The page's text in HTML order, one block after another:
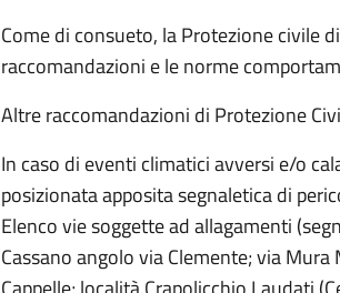
Come di consueto, la Protezione civile
raccomandazioni e le norme
Altre raccomandazioni di Protezione
In caso di eventi climatici avversi e/o
posizionata apposita segnaletica di
Elenco vie soggette ad allagamenti
Cassano angolo via Clemente; via